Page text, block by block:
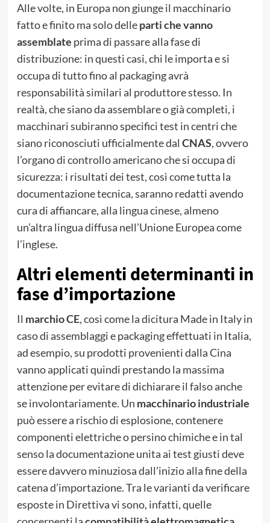
Alle volte, in Europa non giunge il macchinario
fatto e finito ma solo delleparti che vanno
assemblate prima di passare alla fase di
distribuzione: in questi casi, chi le importa e si
occupa di tutto fino al packaging avrà
responsabilità similari al produttore stesso. In
realtà, che siano da assemblare o già completi, i
macchinari subiranno specifici test in centri che
siano riconosciuti ufficialmente dal CNAS, ovvero
l’organo di controllo americano che si occupa di
sicurezza: i risultati dei test, così come tutta la
documentazione tecnica, saranno redatti avendo
cura di affiancare, alla lingua cinese, almeno
un’altra lingua diffusa nell’Unione Europea come
l’inglese.
Altri elementi determinanti in
fase d’importazione
Il marchio CE, così come la dicitura Made in Italy in
caso di assemblaggi e packaging effettuati in Italia,
ad esempio, su prodotti provenienti dalla Cina
vanno applicati quindi prestando la massima
attenzione per evitare di dichiarare il falso anche
se involontariamente. Un macchinario industriale
può essere a rischio di esplosione, contenere
componenti elettriche o persino chimiche e in tal
senso la documentazione unita ai test giusti deve
essere davvero minuziosa dall’inizio alla fine della
catena d’importazione. Tra le varianti da verificare
esposte in Direttiva vi sono, infatti, quelle